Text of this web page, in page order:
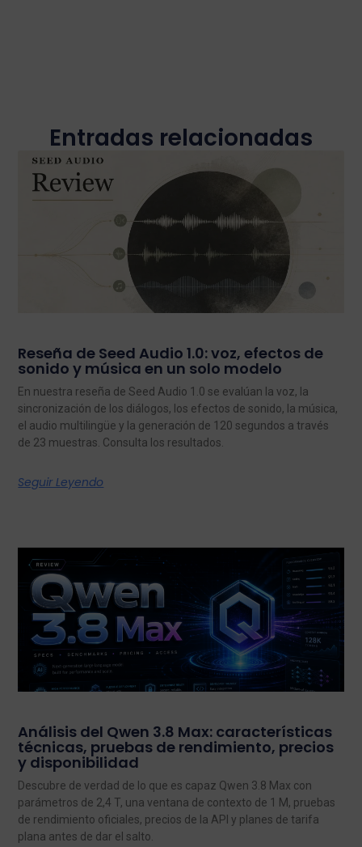
Entradas relacionadas
Reseña de Seed Audio 1.0: voz, efectos de
sonido y música en un solo modelo
En nuestra reseña de Seed Audio 1.0 se evalúan la voz, la
sincronización de los diálogos, los efectos de sonido, la música,
el audio multilingüe y la generación de 120 segundos a través
de 23 muestras. Consulta los resultados.
Seguir Leyendo
Análisis del Qwen 3.8 Max: características
técnicas, pruebas de rendimiento, precios
y disponibilidad
Descubre de verdad de lo que es capaz Qwen 3.8 Max con
parámetros de 2,4 T, una ventana de contexto de 1 M, pruebas
de rendimiento oficiales, precios de la API y planes de tarifa
plana antes de dar el salto.